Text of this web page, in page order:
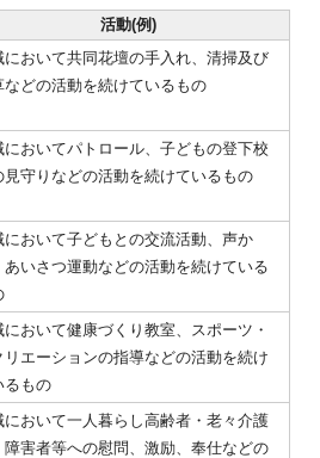
活動(例)
において共同花壇の手入れ、清掃及び
などの活動を続けているもの
においてパトロール、子どもの登下校
見守りなどの活動を続けているもの
において子どもとの交流活動、声か
あいさつ運動などの活動を続けている
において健康づくり教室、スポーツ・
リエーションの指導などの活動を続け
るもの
において一人暮らし高齢者・老々介護
障害者等への慰問、激励、奉仕などの